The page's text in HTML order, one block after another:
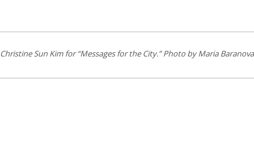
Christine Sun Kim for “Messages for the City.” Photo by Maria